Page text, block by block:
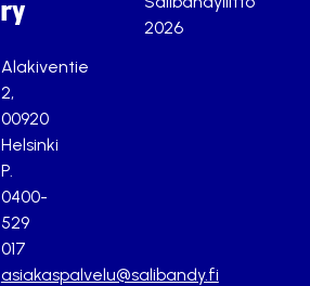
ry
Alakiventie
2,
00920
Helsinki
P.
0400-
529
017
asiakaspalvelu@salibandy.fi
2026